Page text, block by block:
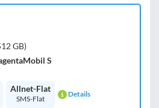
GB)
S
Allnet-Flat
SMS-Flat Details